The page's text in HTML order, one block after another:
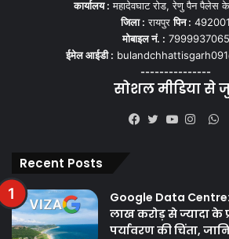
कार्यालय : महादेवघाट रोड, रेणु पैन पैलेस के
जिला : रायपुरपिन : 492001
मोबाइल नं. : 7999937065
ईमेल आईडी :
---------------
सोशल मीडिया से
Recent Posts
Google Data Centre:
लाख करोड़ से ज्यादा के
पर्यावरण की चिंता,